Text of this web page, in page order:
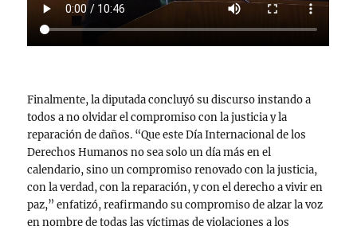
Finalmente, la diputada concluyó su discurso instando a
todos a no olvidar el compromiso con la justicia y la
reparación de daños. “Que este Día Internacional de los
Derechos Humanos no sea solo un día más en el
calendario, sino un compromiso renovado con la justicia,
con la verdad, con la reparación, y con el derecho a vivir en
paz,” enfatizó, reafirmando su compromiso de alzar la voz
en nombre de todas las víctimas de violaciones a los